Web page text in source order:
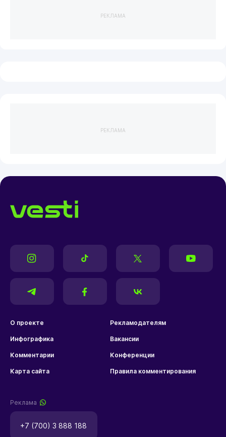
РЕКЛАМА
РЕКЛАМА
О проекте Рекламодателям
Инфографика Вакансии
Комментарии Конференции
Карта сайта Правила комментирования
Реклама
+7 (700) 3 888 188